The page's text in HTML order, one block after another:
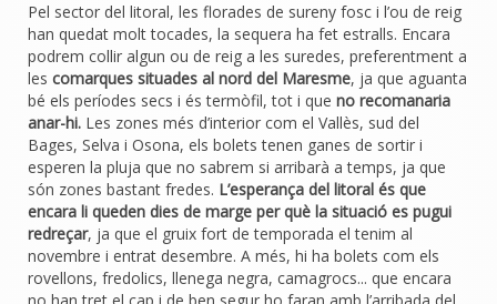
Pel sector del litoral, les florades de sureny fosc i l’ou de reig
han quedat molt tocades, la sequera ha fet estralls. Encara
podrem collir algun ou de reig a les suredes, preferentment a
les comarques situades al nord del Maresme, ja que aguanta
bé els períodes secs i és termòfil, tot i que no recomanaria
anar-hi. Les zones més d’interior com el Vallès, sud del
Bages, Selva i Osona, els bolets tenen ganes de sortir i
esperen la pluja que no sabrem si arribarà a temps, ja que
són zones bastant fredes. L’esperança del litoral és que
encara li queden dies de marge per què la situació es pugui
redreçar, ja que el gruix fort de temporada el tenim al
novembre i entrat desembre. A més, hi ha bolets com els
rovellons, fredolics, llenega negra, camagrocs... que encara